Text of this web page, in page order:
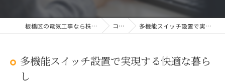
板橋区の電気工事なら株式会社ラプチャー コラム 多機能スイッチ設置で実現する快適な暮らし
多機能スイッチ設置で実現する快適な暮ら
し